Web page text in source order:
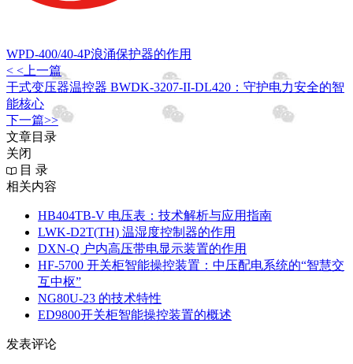
WPD-400/40-4P浪涌保护器的作用
< <上一篇
干式变压器温控器 BWDK-3207-II-DL420：守护电力安全的智
能核心
下一篇>>
文章目录
关闭
目 录
相关内容
HB404TB-V 电压表：技术解析与应用指南
LWK‑D2T(TH) 温湿度控制器的作用
DXN‑Q 户内高压带电显示装置的作用
HF-5700 开关柜智能操控装置：中压配电系统的“智慧交
互中枢”
NG80U-23 的技术特性
ED9800开关柜智能操控装置的概述
发表评论